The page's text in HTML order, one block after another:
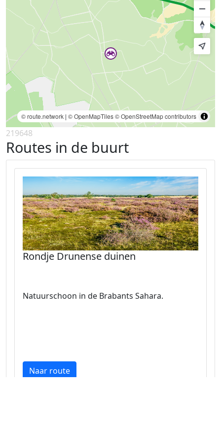
© route.network | © OpenMapTiles© OpenStreetMap contributors
219648
Routes in de buurt
Rondje Drunense duinen
Natuurschoon in de Brabants Sahara.
Naar route